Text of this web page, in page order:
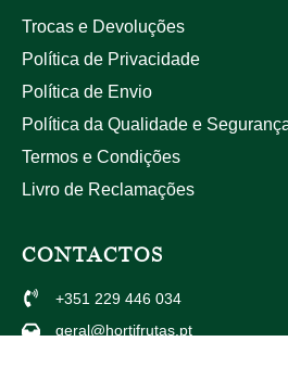
Trocas e Devoluções
Política de Privacidade
Política de Envio
Política da Qualidade e
Termos e Condições
Livro de Reclamações
CONTACTOS
+351 229 446 034
geral@hortifrutas.pt